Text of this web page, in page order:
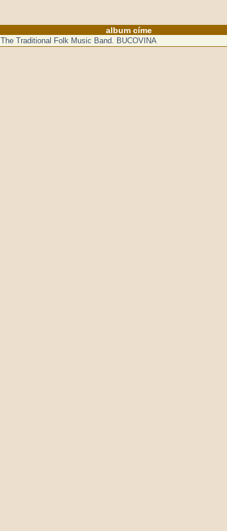
album címe
The Traditional Folk Music Band. BUCOVINA